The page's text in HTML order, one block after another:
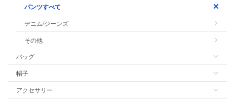
パンツすべて
デニム/ジーンズ
その他
バッグ
帽子
アクセサリー